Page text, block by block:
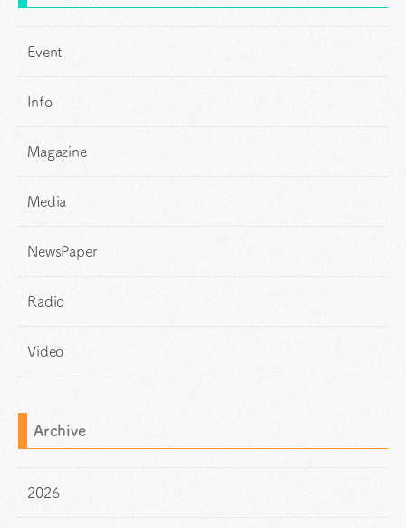
Event
Info
Magazine
Media
NewsPaper
Radio
Video
Archive
2026